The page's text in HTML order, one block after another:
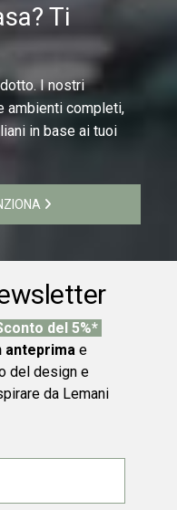
Ti
I nostri
ambienti completi,
in base ai tuoi
del 5%*
anteprimae
del design e
da Lemani